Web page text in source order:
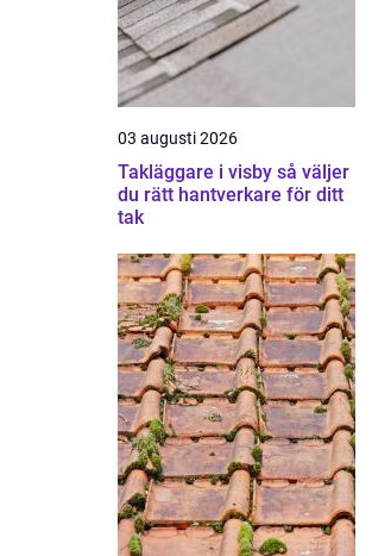
03 augusti 2026
Takläggare i visby så väljer
du rätt hantverkare för ditt
tak